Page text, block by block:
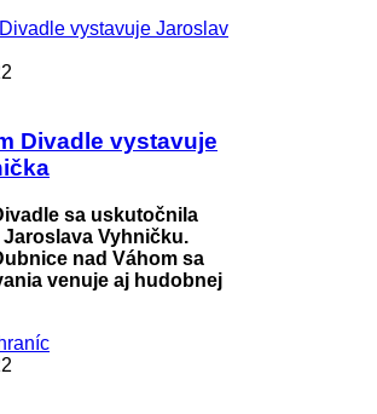
Divadle vystavuje
sa uskutočnila
Vyhničku.
nad Váhom sa
venuje aj hudobnej